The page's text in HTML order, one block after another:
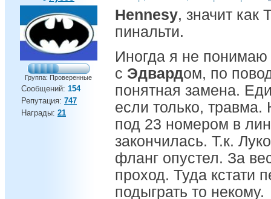
Группа: Проверенные
Сообщений: 154
Репутация: 747
Награды: 21
Hennesy, значит как
пинальти.
Иногда я не
с Эдвардом, по
понятная замена.
если только, травма.
под 23 номером в
закончилась. Т.к.
фланг опустел. За
проход. Туда кстати
подыграть то некому.